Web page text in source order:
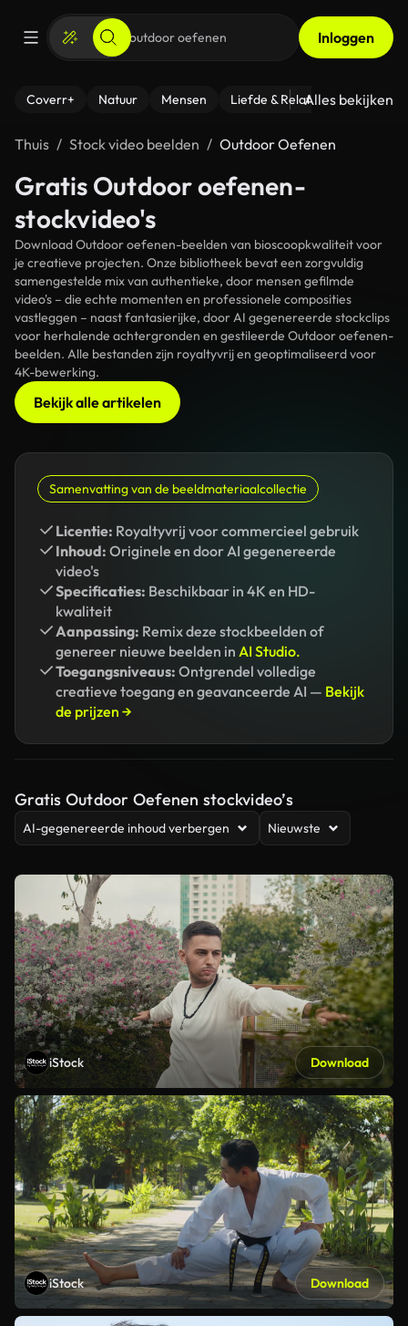
Inloggen
Coverr+ Natuur Mensen Liefde & Relaties - Fitness
Alles bekijken
Thuis Stock video beelden Outdoor Oefenen
Gratis Outdoor oefenen-
stockvideo's
Download Outdoor oefenen-beelden van bioscoopkwaliteit voor
je creatieve projecten. Onze bibliotheek bevat een zorgvuldig
samengestelde mix van authentieke, door mensen gefilmde
video's – die echte momenten en professionele composities
vastleggen – naast fantasierijke, door AI gegenereerde stockclips
voor herhalende achtergronden en gestileerde Outdoor oefenen-
beelden. Alle bestanden zijn royaltyvrij en geoptimaliseerd voor
4K-bewerking.
Bekijk alle artikelen
Samenvatting van de beeldmateriaalcollectie
Licentie: Royaltyvrij voor commercieel gebruik
Inhoud: Originele en door AI gegenereerde
video's
Specificaties: Beschikbaar in 4K en HD-
kwaliteit
Aanpassing: Remix deze stockbeelden of
genereer nieuwe beelden in AI Studio.
Toegangsniveaus: Ontgrendel volledige
creatieve toegang en geavanceerde AI — Bekijk
de prijzen →
Gratis Outdoor Oefenen stockvideo’s
AI-gegenereerde inhoud verbergen Nieuwste
iStock Download
iStock Download